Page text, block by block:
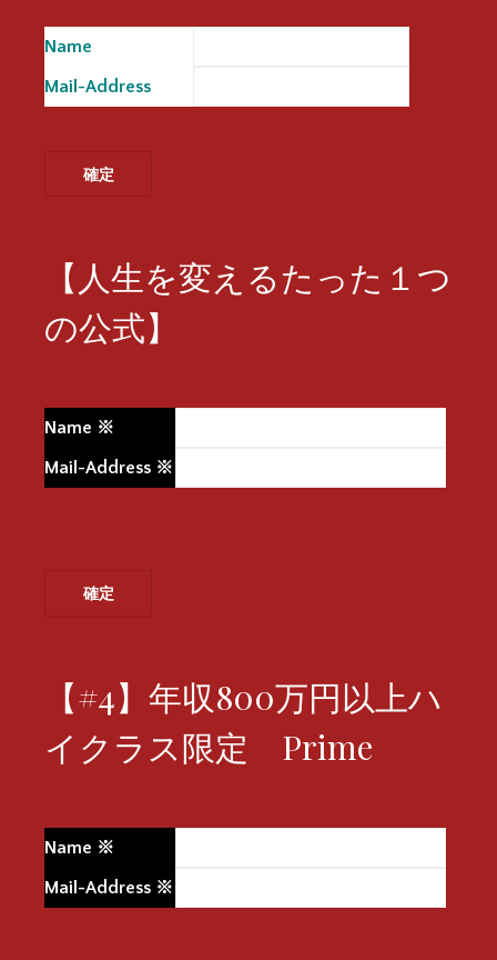
Name
Mail-Address
【人生を変えるたった１つ
の公式】
Name ※
Mail-Address ※
【#4】年収800万円以上ハ
イクラス限定 Prime
Name ※
Mail-Address ※